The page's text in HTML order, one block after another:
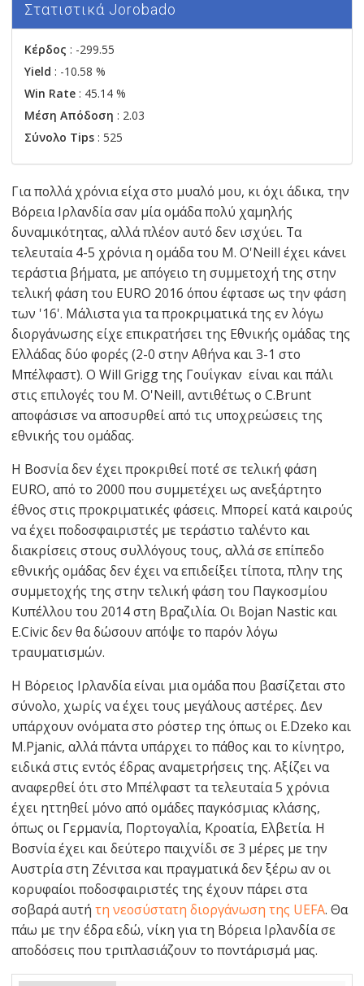
Στατιστικά Jorobado
Κέρδος : -299.55
Yield : -10.58 %
Win Rate : 45.14 %
Μέση Απόδοση : 2.03
Σύνολο Tips : 525
Για πολλά χρόνια είχα στο μυαλό μου, κι όχι άδικα, την
Βόρεια Ιρλανδία σαν μία ομάδα πολύ χαμηλής
δυναμικότητας, αλλά πλέον αυτό δεν ισχύει. Τα
τελευταία 4-5 χρόνια η ομάδα του M. O'Neill έχει κάνει
τεράστια βήματα, με απόγειο τη συμμετοχή της στην
τελική φάση του EURO 2016 όπου έφτασε ως την φάση
των '16'. Μάλιστα για τα προκριματικά της εν λόγω
διοργάνωσης είχε επικρατήσει της Εθνικής ομάδας της
Ελλάδας δύο φορές (2-0 στην Αθήνα και 3-1 στο
Μπέλφαστ). Ο Will Grigg της Γουΐγκαν είναι και πάλι
στις επιλογές του M. O'Neill, αντιθέτως ο C.Brunt
αποφάσισε να αποσυρθεί από τις υποχρεώσεις της
εθνικής του ομάδας.
Η Βοσνία δεν έχει προκριθεί ποτέ σε τελική φάση
EURO, από το 2000 που συμμετέχει ως ανεξάρτητο
έθνος στις προκριματικές φάσεις. Μπορεί κατά καιρούς
να έχει ποδοσφαιριστές με τεράστιο ταλέντο και
διακρίσεις στους συλλόγους τους, αλλά σε επίπεδο
εθνικής ομάδας δεν έχει να επιδείξει τίποτα, πλην της
συμμετοχής της στην τελική φάση του Παγκοσμίου
Κυπέλλου του 2014 στη Βραζιλία. Οι Bojan Nastic και
E.Civic δεν θα δώσουν απόψε το παρόν λόγω
τραυματισμών.
Η Βόρειος Ιρλανδία είναι μια ομάδα που βασίζεται στο
σύνολο, χωρίς να έχει τους μεγάλους αστέρες. Δεν
υπάρχουν ονόματα στο ρόστερ της όπως οι E.Dzeko και
M.Pjanic, αλλά πάντα υπάρχει το πάθος και το κίνητρο,
ειδικά στις εντός έδρας αναμετρήσεις της. Αξίζει να
αναφερθεί ότι στο Μπέλφαστ τα τελευταία 5 χρόνια
έχει ηττηθεί μόνο από ομάδες παγκόσμιας κλάσης,
όπως οι Γερμανία, Πορτογαλία, Κροατία, Ελβετία. Η
Βοσνία έχει και δεύτερο παιχνίδι σε 3 μέρες με την
Αυστρία στη Ζένιτσα και πραγματικά δεν ξέρω αν οι
κορυφαίοι ποδοσφαιριστές της έχουν πάρει στα
σοβαρά αυτή τη νεοσύστατη διοργάνωση της UEFA. Θα
πάω με την έδρα εδώ, νίκη για τη Βόρεια Ιρλανδία σε
αποδόσεις που τριπλασιάζουν το ποντάρισμά μας.